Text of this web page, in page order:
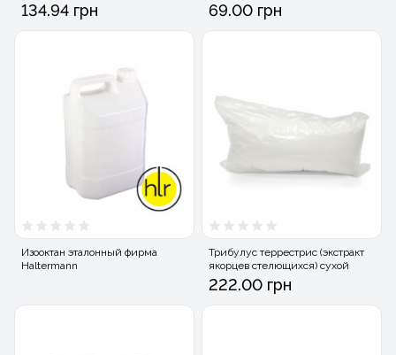
134.94 грн 69.00 грн
Изооктан эталонный фирма
Haltermann
Трибулус террестрис (экстракт
якорцев стелющихся) сухой
222.00 грн